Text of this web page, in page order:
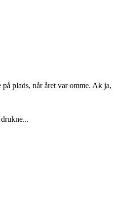
plads, når året var omme. Ak